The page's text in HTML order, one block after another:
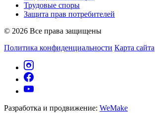
Трудовые споры
Защита прав потребителей
© 2026 Все права защищены
Политика конфиденциальности Карта сайта
Разработка и продвижение: WeMake